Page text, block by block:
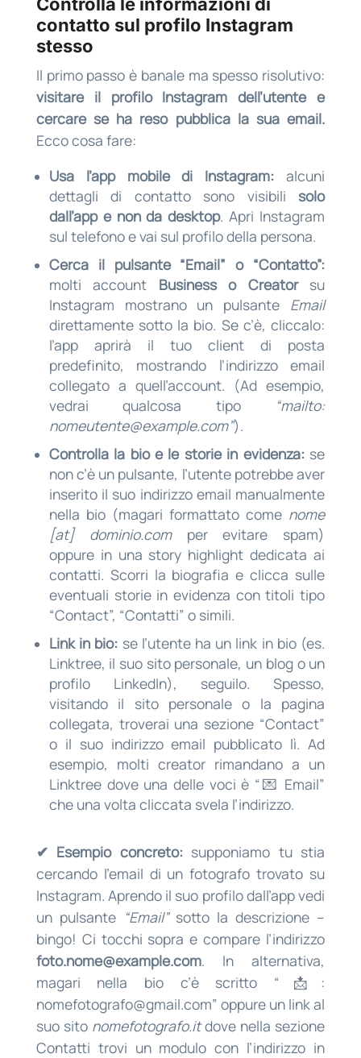
Controlla le informazioni di
contatto sul profilo Instagram
stesso
Il primo passo è banale ma spesso risolutivo:
visitare il profilo Instagram dell’utente e
cercare se ha reso pubblica la sua email.
Ecco cosa fare:
Usa l’app mobile di Instagram: alcuni
dettagli di contatto sono visibili solo
dall’app e non da desktop. Apri Instagram
sul telefono e vai sul profilo della persona.
Cerca il pulsante “Email” o “Contatto”:
molti account Business o Creatorsu
Instagram mostrano un pulsante Email
direttamente sotto la bio. Se c’è, cliccalo:
l’app aprirà il tuo client di posta
predefinito, mostrando l’indirizzo email
collegato a quell’account. (Ad esempio,
vedrai qualcosa tipo
“mailto:
nomeutente@example.com”).
Controlla la bio e le storie in evidenza:se
non c’è un pulsante, l’utente potrebbe aver
inserito il suo indirizzo email manualmente
nella bio (magari formattato come nome
[at] dominio.comper evitare spam)
oppure in una story highlight dedicata ai
contatti. Scorri la biografia e clicca sulle
eventuali storie in evidenza con titoli tipo
“Contact”, “Contatti” o simili.
Link in bio: se l’utente ha un link in bio (es.
Linktree, il suo sito personale, un blog o un
profilo LinkedIn), seguilo. Spesso,
visitando il sito personale o la pagina
collegata, troverai una sezione “Contact”
o il suo indirizzo email pubblicato lì. Ad
esempio, molti creator rimandano a un
Linktree dove una delle voci è “💌 Email”
che una volta cliccata svela l’indirizzo.
✔ Esempio concreto:supponiamo tu stia
cercando l’email di un fotografo trovato su
Instagram. Aprendo il suo profilo dall’app vedi
un pulsante “Email”sotto la descrizione –
bingo! Ci tocchi sopra e compare l’indirizzo
foto.nome@example.com. In alternativa,
magari nella bio c’è scritto “📩:
nomefotografo@gmail.com” oppure un link al
suo sito nomefotografo.itdove nella sezione
Contatti trovi un modulo con l’indirizzo in